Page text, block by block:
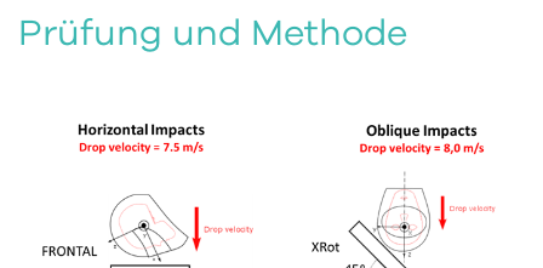
Prüfung und Methode